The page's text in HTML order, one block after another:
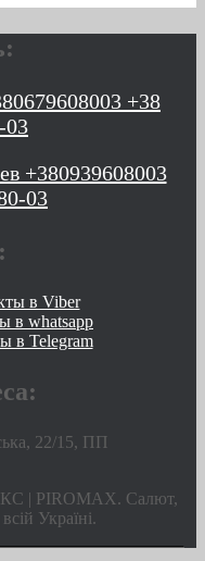
+38
03
03
22/15, ПП
| PIROMAX. Салют,
Україні.